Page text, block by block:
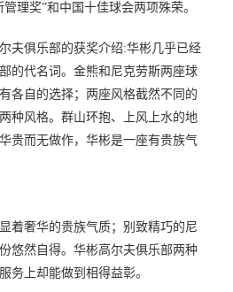
理奖”和中国十佳球会两项殊荣。
夫俱乐部的获奖介绍:华彬几乎已经
的代名词。金熊和尼克劳斯两座球
各自的选择；两座风格截然不同的
种风格。群山环抱、上风上水的地
贵而无做作，华彬是一座有贵族气
着奢华的贵族气质；别致精巧的尼
悠然自得。华彬高尔夫俱乐部两种
务上却能做到相得益彰。